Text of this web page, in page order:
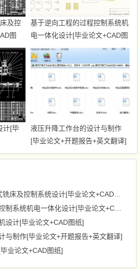
及控
图
基于逆向工程的过程控制系统机
电一体化设计[毕业论文+CAD图
纸]
计[毕
液压升降工作台的设计与制作
[毕业论文+开题报告+英文翻译]
床及控制系统设计[毕业论文+CAD图纸]
系统机电一体化设计[毕业论文+CAD图纸]
设计[毕业论文+CAD图纸]
与制作[毕业论文+开题报告+英文翻译]
业论文+CAD图纸]